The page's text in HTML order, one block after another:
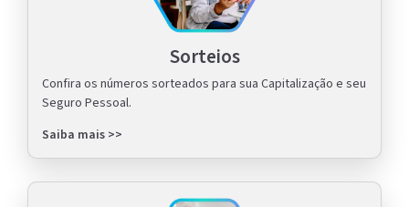
Sorteios
Confira os números sorteados para sua Capitalização e seu
Seguro Pessoal.
Saiba mais >>